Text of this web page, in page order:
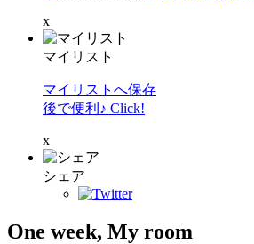
x
マイリスト
マイリストへ保存
後で便利♪ Click!
x
シェア
One week, My room